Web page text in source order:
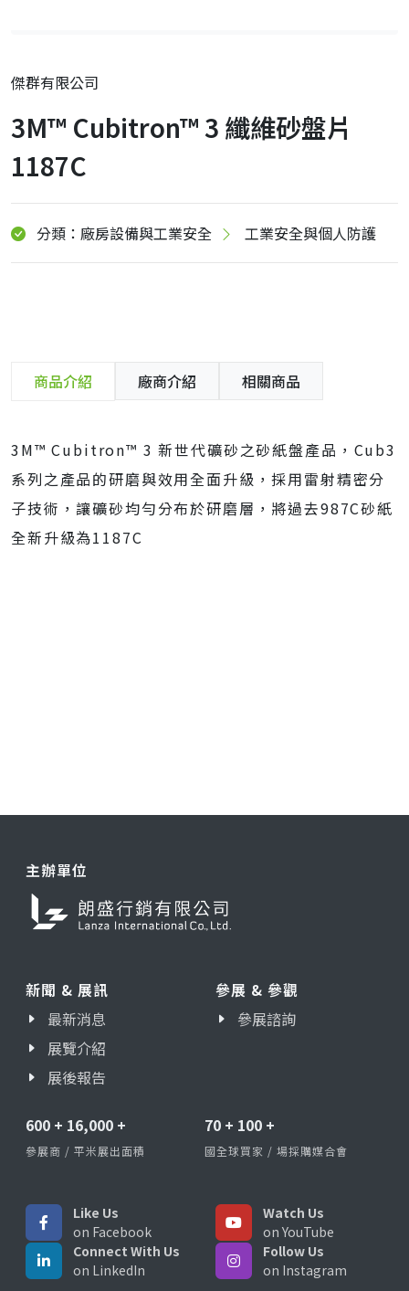
傑群有限公司
3M™ Cubitron™ 3 纖維砂盤片
1187C
分類：廠房設備與工業安全 工業安全與個人防護
商品介紹 廠商介紹 相關商品
3M™ Cubitron™ 3 新世代礦砂之砂紙盤產品，Cub3
系列之產品的研磨與效用全面升級，採用雷射精密分
子技術，讓礦砂均勻分布於研磨層，將過去987C砂紙
全新升級為1187C
主辦單位
新聞 & 展訊
最新消息
展覽介紹
展後報告
參展 & 參觀
參展諮詢
600 + 16,000 +
參展商 / 平米展出面積
70 + 100 +
國全球買家 / 場採購媒合會
Like Us
on Facebook
Watch Us
on YouTube
Connect With Us
on LinkedIn
Follow Us
on Instagram